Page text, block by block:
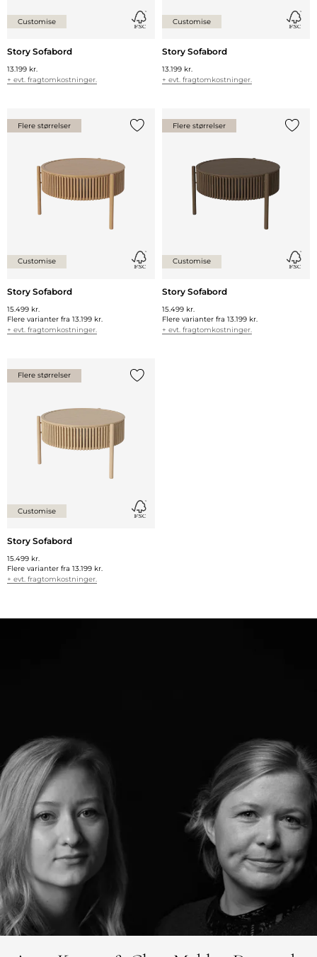
Customise
Story Sofabord
13.199 kr.
+ evt. fragtomkostninger.
Customise
Story Sofabord
13.199 kr.
+ evt. fragtomkostninger.
Flere størrelser
Customise
Story Sofabord
15.499 kr.
Flere varianter fra 13.199 kr.
+ evt. fragtomkostninger.
Flere størrelser
Customise
Story Sofabord
15.499 kr.
Flere varianter fra 13.199 kr.
+ evt. fragtomkostninger.
Flere størrelser
Customise
Story Sofabord
15.499 kr.
Flere varianter fra 13.199 kr.
+ evt. fragtomkostninger.